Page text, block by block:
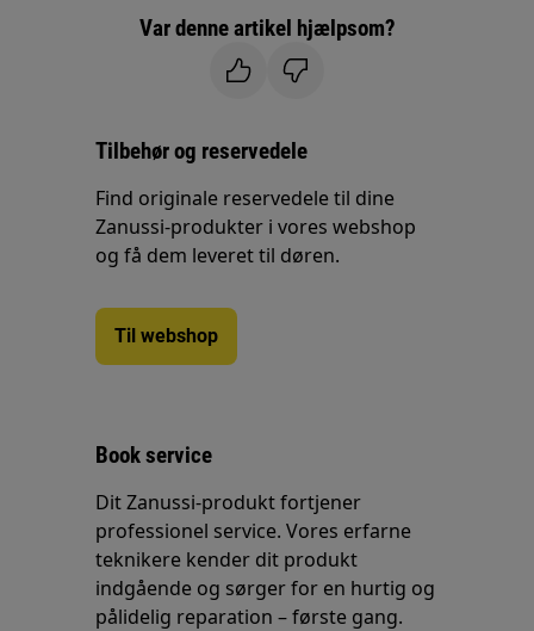
Var denne artikel hjælpsom?
Tilbehør og reservedele
Find originale reservedele til dine
Zanussi-produkter i vores webshop
og få dem leveret til døren.
Til webshop
Book service
Dit Zanussi-produkt fortjener
professionel service. Vores erfarne
teknikere kender dit produkt
indgående og sørger for en hurtig og
pålidelig reparation – første gang.